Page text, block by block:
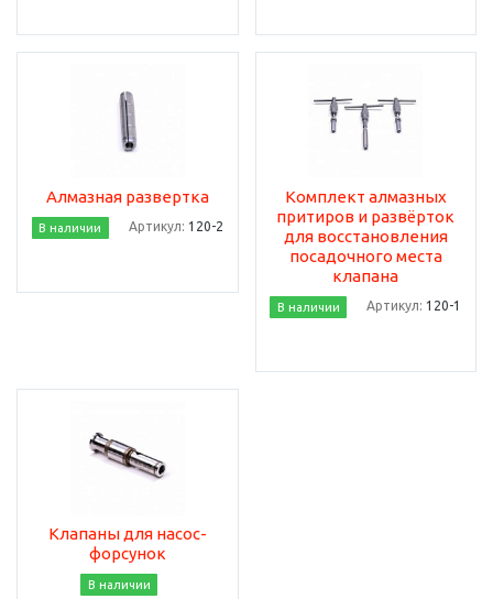
Алмазная развертка
В наличии Артикул: 120-2
Комплект алмазных
притиров и развёрток
для восстановления
посадочного места
клапана
В наличии Артикул:120-1
Клапаны для насос-
форсунок
В наличии